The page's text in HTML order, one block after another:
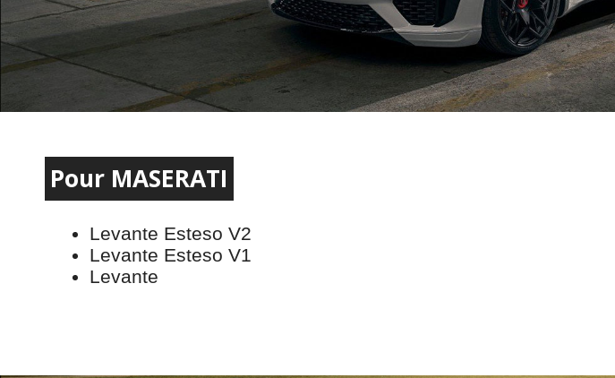
Pour MASERATI
Levante Esteso V2
Levante Esteso V1
Levante